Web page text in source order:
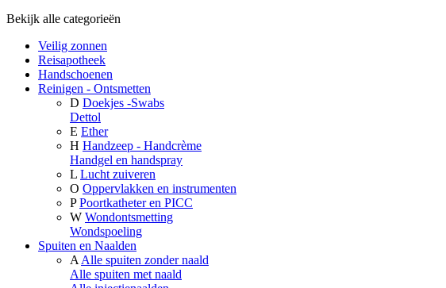
Bekijk alle categorieën
Veilig zonnen
Reisapotheek
Handschoenen
Reinigen - Ontsmetten
D Doekjes -Swabs
Dettol
E Ether
H Handzeep - Handcrème
Handgel en handspray
L Lucht zuiveren
O Oppervlakken en instrumenten
P Poortkatheter en PICC
W Wondontsmetting
Wondspoeling
Spuiten en Naalden
A Alle spuiten zonder naald
Alle spuiten met naald